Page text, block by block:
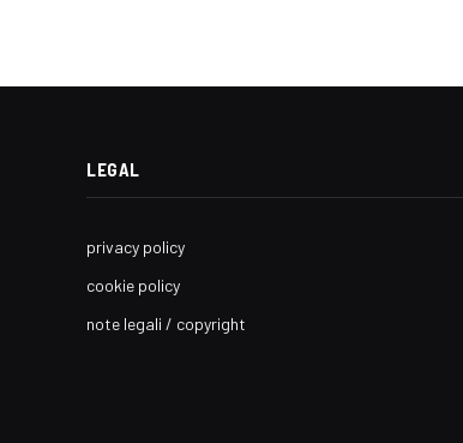
LEGAL
privacy policy
cookie policy
note legali / copyright